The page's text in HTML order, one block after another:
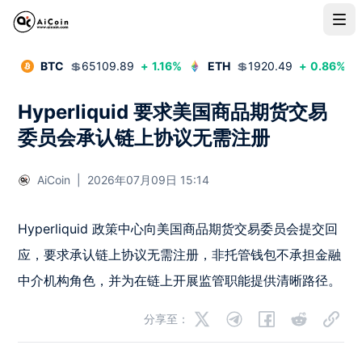
BTC 💲65109.89 + 1.16% ETH 💲1920.49 + 0.86%
Hyperliquid 要求美国商品期货交易
委员会承认链上协议无需注册
AiCoin 2026年07月09日 15:14
Hyperliquid 政策中心向美国商品期货交易委员会提交回
应，要求承认链上协议无需注册，非托管钱包不承担金融
中介机构角色，并为在链上开展监管职能提供清晰路径。
分享至：